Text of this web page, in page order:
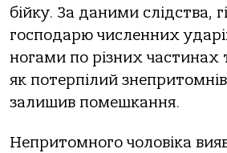
бійку. За даними слідства,
господарю численних
ногами по різних частинах
як потерпілий
залишив помешкання.
Непритомного чоловіка